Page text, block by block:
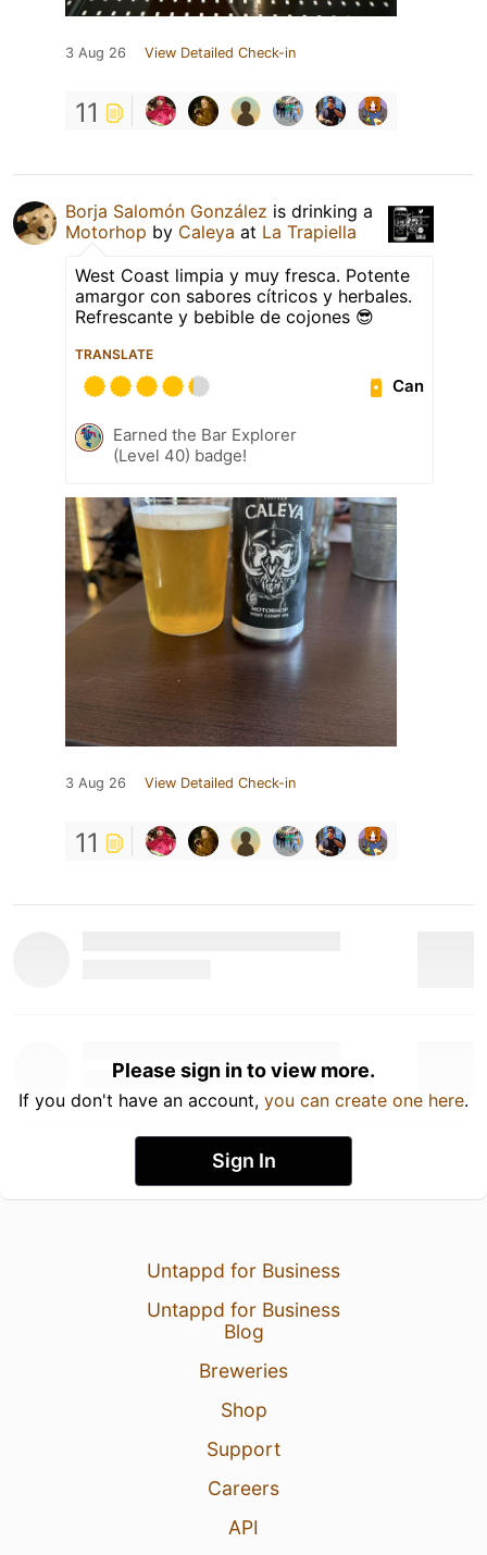
3 Aug 26 View Detailed Check-in
11
Borja Salomón González is drinking a
Motorhop by Caleya at La Trapiella
West Coast limpia y muy fresca. Potente
amargor con sabores cítricos y herbales.
Refrescante y bebible de cojones 😎
TRANSLATE
Can
Earned the Bar Explorer
(Level 40) badge!
3 Aug 26 View Detailed Check-in
11
Please sign in to view more.
If you don't have an account, you can create one here.
Sign In
Untappd for Business
Untappd for Business
Blog
Breweries
Shop
Support
Careers
API